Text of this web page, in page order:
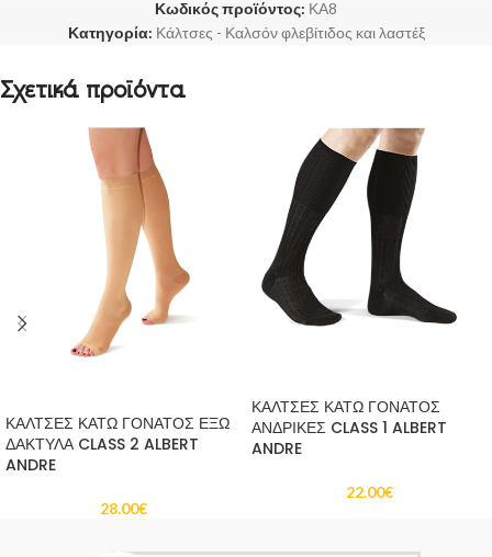
Κωδικός προϊόντος: ΚΑ8
Κατηγορία: Κάλτσες - Καλσόν φλεβίτιδος και λαστέξ
Σχετικά προϊόντα
ΚΑΛΤΣΕΣ ΚΑΤΩ ΓΟΝΑΤΟΣ ΕΞΩ
ΔΑΚΤΥΛΑ CLASS 2 ALBERT
ANDRE
28.00€
ΚΑΛΤΣΕΣ ΚΑΤΩ ΓΟΝΑΤΟΣ
ΑΝΔΡΙΚΕΣ CLASS 1 ALBERT
ANDRE
22.00€